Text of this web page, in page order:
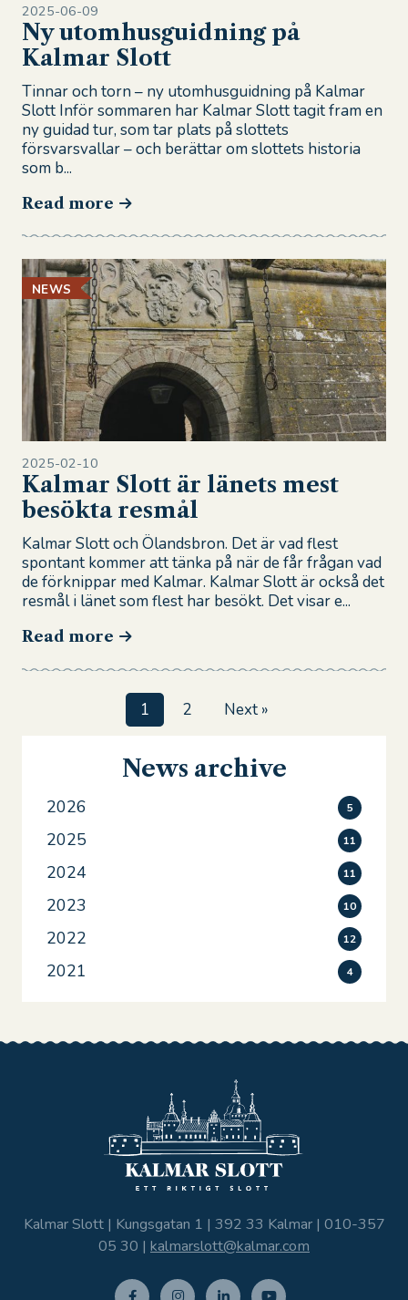
2025-06-09
Ny utomhusguidning på
Kalmar Slott
Tinnar och torn – ny utomhusguidning på Kalmar
Slott Inför sommaren har Kalmar Slott tagit fram en
ny guidad tur, som tar plats på slottets
försvarsvallar – och berättar om slottets historia
som b...
Read more
NEWS
2025-02-10
Kalmar Slott är länets mest
besökta resmål
Kalmar Slott och Ölandsbron. Det är vad flest
spontant kommer att tänka på när de får frågan vad
de förknippar med Kalmar. Kalmar Slott är också det
resmål i länet som flest har besökt. Det visar e...
Read more
1 2 Next »
News archive
2026 5
2025 11
2024 11
2023 10
2022 12
2021 4
Kalmar Slott | Kungsgatan 1 | 392 33 Kalmar | 010-357
05 30 | kalmarslott@kalmar.com